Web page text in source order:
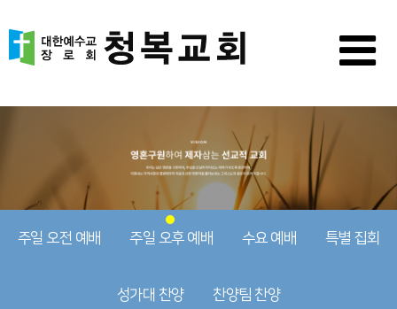
주일 오전 예배 주일 오후 예배 수요 예배 특별 집회
성가대 찬양 찬양팀 찬양